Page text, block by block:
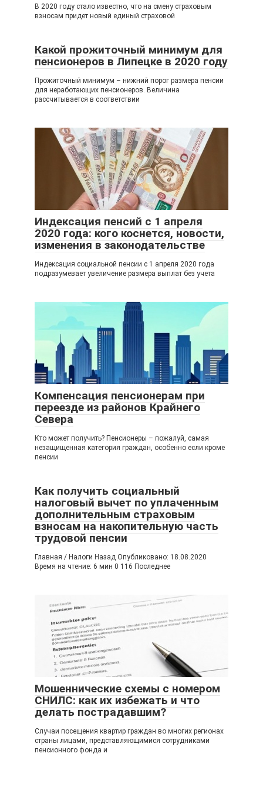
В 2020 году стало известно, что на смену страховым
взносам придет новый единый страховой
Какой прожиточный минимум для
пенсионеров в Липецке в 2020 году
Прожиточный минимум – нижний порог размера пенсии
для неработающих пенсионеров. Величина
рассчитывается в соответствии
Индексация пенсий с 1 апреля
2020 года: кого коснется, новости,
изменения в законодательстве
Индексация социальной пенсии с 1 апреля 2020 года
подразумевает увеличение размера выплат без учета
Компенсация пенсионерам при
переезде из районов Крайнего
Севера
Кто может получить? Пенсионеры – пожалуй, самая
незащищенная категория граждан, особенно если кроме
пенсии
Как получить социальный
налоговый вычет по уплаченным
дополнительным страховым
взносам на накопительную часть
трудовой пенсии
Главная / Налоги Назад Опубликовано: 18.08.2020
Время на чтение: 6 мин 0 116 Последнее
Мошеннические схемы с номером
СНИЛС: как их избежать и что
делать пострадавшим?
Случаи посещения квартир граждан во многих регионах
страны лицами, представляющимися сотрудниками
пенсионного фонда и